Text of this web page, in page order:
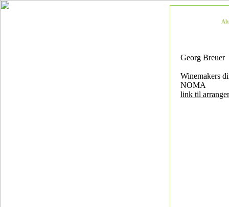
Georg Breuer
Winemakers
NOMA
link til